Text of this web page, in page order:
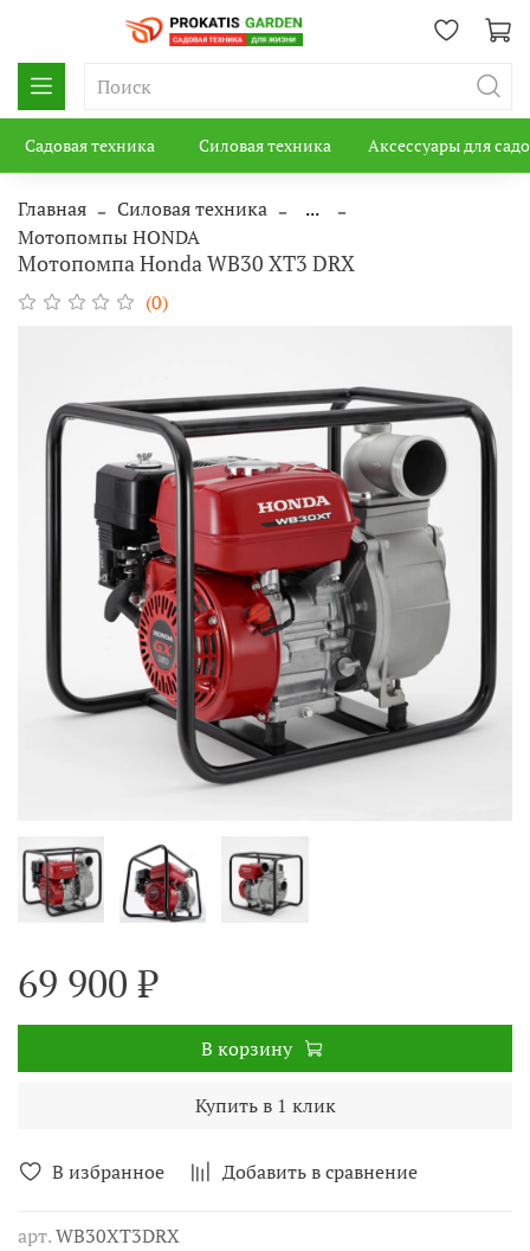
Садовая техника Силовая техника Аксессуары для
Главная Силовая техника
...
Мотопомпы HONDA
Мотопомпа Honda WB30 XT3 DRX
(0)
В избранное Добавить в сравнение
арт.WB30XT3DRX
69 900 ₽
В корзину
Купить в 1 клик